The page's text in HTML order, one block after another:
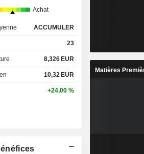
Achat
ACCUMULER
23
8,326 EUR
10,32 EUR
+24,00 %
Matières